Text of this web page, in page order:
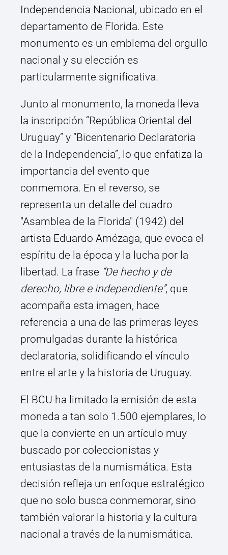
Independencia Nacional, ubicado en el
departamento de Florida. Este
monumento es un emblema del orgullo
nacional y su elección es
particularmente significativa.
Junto al monumento, la moneda lleva
la inscripción “República Oriental del
Uruguay” y “Bicentenario Declaratoria
de la Independencia”, lo que enfatiza la
importancia del evento que
conmemora. En el reverso, se
representa un detalle del cuadro
"Asamblea de la Florida" (1942) del
artista Eduardo Amézaga, que evoca el
espíritu de la época y la lucha por la
libertad. La frase “De hecho y de
derecho, libre e independiente”, que
acompaña esta imagen, hace
referencia a una de las primeras leyes
promulgadas durante la histórica
declaratoria, solidificando el vínculo
entre el arte y la historia de Uruguay.
El BCU ha limitado la emisión de esta
moneda a tan solo 1.500 ejemplares, lo
que la convierte en un artículo muy
buscado por coleccionistas y
entusiastas de la numismática. Esta
decisión refleja un enfoque estratégico
que no solo busca conmemorar, sino
también valorar la historia y la cultura
nacional a través de la numismática.